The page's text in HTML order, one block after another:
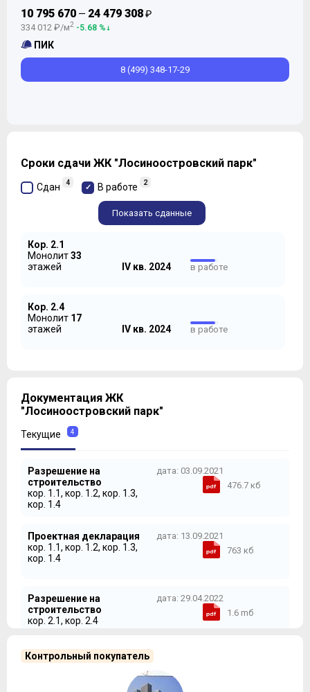
10 795 670 — 24 479 308₽
334 012 ₽/м2 -5.68 %
ПИК
8 (499) 348-17-29
Сроки сдачи ЖК "Лосиноостровский парк"
Сдан 4 В работе 2
Показать сданные
Кор. 2.1
Монолит33
этажей
IV кв. 2024 в работе
Кор. 2.4
Монолит 17
этажей
IV кв. 2024 в работе
Документация ЖК
"Лосиноостровский парк"
Текущие 4
Разрешение на
строительство
кор. 1.1, кор. 1.2, кор. 1.3,
кор. 1.4
дата: 03.09.2021
476.7 кб
Проектная декларация
кор. 1.1, кор. 1.2, кор. 1.3,
кор. 1.4
дата: 13.09.2021
763 кб
Разрешение на
строительство
кор. 2.1, кор. 2.4
дата: 29.04.2022
1.6 mб
Проектная декларация
Контрольный покупатель